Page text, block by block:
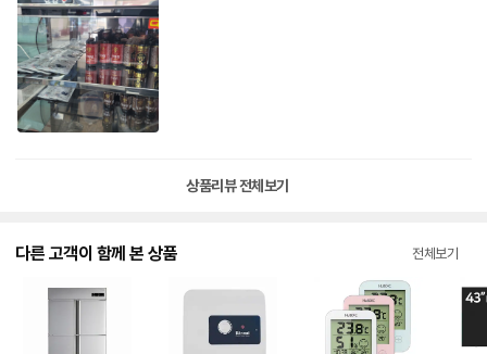
상품리뷰 전체보기
다른 고객이 함께 본 상품 전체보기